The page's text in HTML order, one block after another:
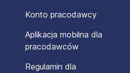
Konto pracodawcy
Aplikacja mobilna dla
pracodawców
Regulamin dla